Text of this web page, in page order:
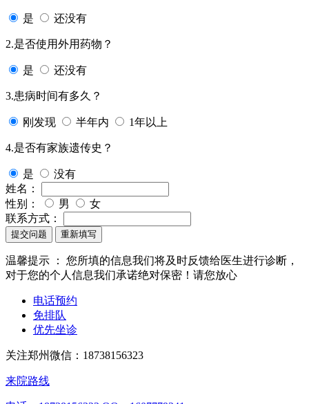
是 还没有
2.是否使用外用药物？
是 还没有
3.患病时间有多久？
刚发现 半年内 1年以上
4.是否有家族遗传史？
是
没有
姓名：
性别：
男
女
联系方式：
提交问题 重新填写
温馨提示 ： 您所填的信息我们将及时反馈给医生进行诊断，
对于您的个人信息我们承诺绝对保密！请您放心
电话预约
免排队
优先坐诊
关注郑州微信： 18738156323
来院路线